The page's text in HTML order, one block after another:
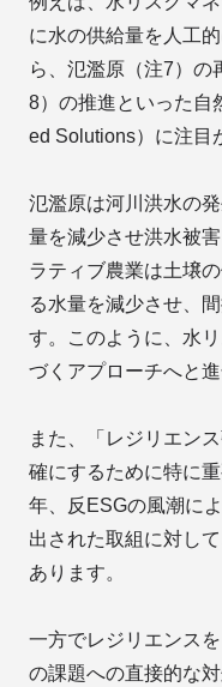
に水の供給量を人工
ら、氾濫原（注7）の
8）の推進といった自
ed Solutions）に注目
氾濫原は河川洪水の
量を減少させ洪水被
ラティブ農業は土壌
る水量を減少させ、
す。このように、水
づくアプローチへと進
また、「レジリエン
確にするために特に
年、反ESGの風潮に
出された取組に対し
あります。
一方でレジリエンス
の課題への直接的な